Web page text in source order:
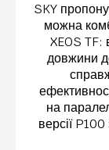
SKY
можна
XEOS TF:
довжини
на
версії